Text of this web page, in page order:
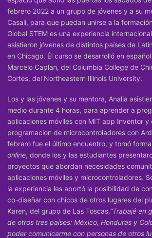
febrero 2022 a un grupo de jóvenes y a su
Casali, para que puedan unirse a la
Global STEM es una experiencia
asistieron jóvenes de distintos países de
en Chicago. Él curso se desarrolló en
Marcelo Caplan, del Columbia College de
Cortes, del Northeastern Illinois University.
Los y las jóvenes y su mentora, Analia
medio durante 4 horas, para aprender a
aplicaciones móviles con MIT app Inventor y
programación de microcontroladores con
febrero fue el último encuentro, y tomó
online, donde los y las estudiantes
proyectos que abordan necesidades
aplicaciones móviles y microcontroladores.
la experiencia les aportó la posibilidad de
co-diseñar con chicos de otros lugares del
Karen, del grupo de Las Toscas,“Trabajé en
de otros tres países: México, Honduras y
poder comunicarme con personas de otros